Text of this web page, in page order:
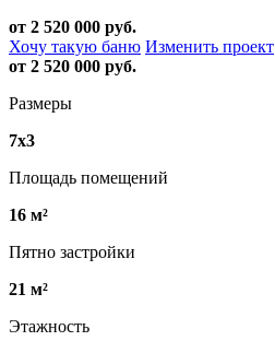
от 2 520 000 руб.
Хочу такую баню Изменить проект
от 2 520 000 руб.
Размеры
7х3
Площадь помещений
16 м²
Пятно застройки
21 м²
Этажность